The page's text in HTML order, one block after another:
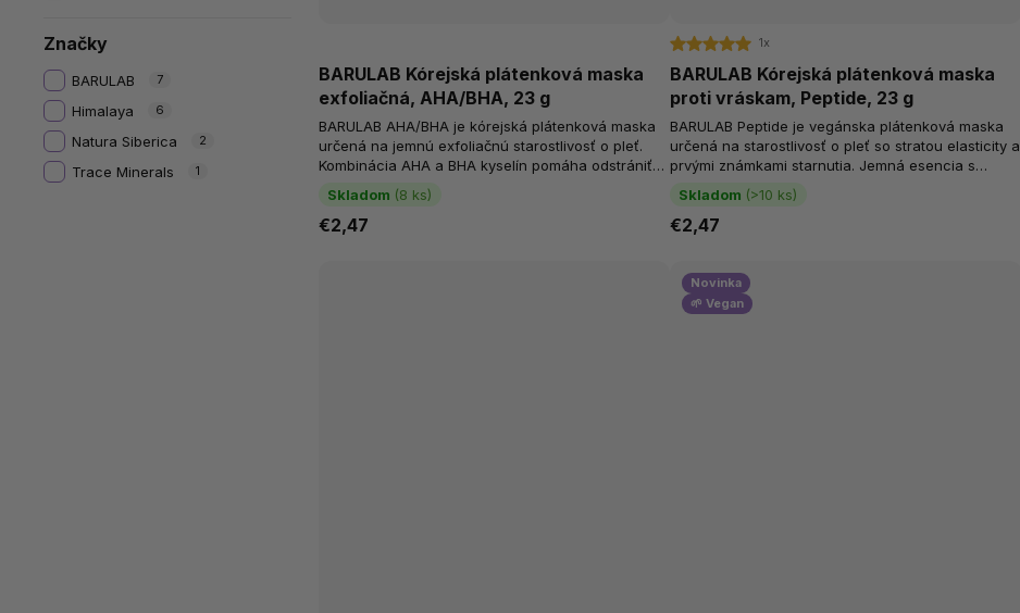
Značky
BARULAB 7
Himalaya 6
Natura Siberica 2
Trace Minerals 1
BARULAB Kórejská plátenková maska
exfoliačná, AHA/BHA, 23 g
Skladom (8 ks)
€2,47
BARULAB AHA/BHA je kórejská plátenková maska
určená na jemnú exfoliačnú starostlivosť o pleť.
Kombinácia AHA a BHA kyselín pomáha odstrániť
odumreté kožné bunky, podporiť...
BARULAB Kórejská plátenková maska
proti vráskam, Peptide, 23 g
1x
Skladom (>10 ks)
€2,47
BARULAB Peptide je vegánska plátenková maska
určená na starostlivosť o pleť so stratou elasticity a
prvými známkami starnutia. Jemná esencia s
peptidmi a rastlinnými extraktmi...
Novinka
🌱 Vegan